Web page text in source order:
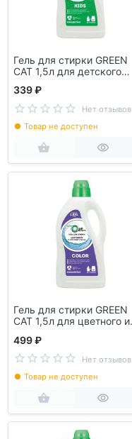
Гель для стирки GREEN
CAT 1,5л для детского
339 ₽
Нет отзывов
Товар не доступен
Гель для стирки GREEN
CAT 1,5л для цветного и
499 ₽
Нет отзывов
Товар не доступен